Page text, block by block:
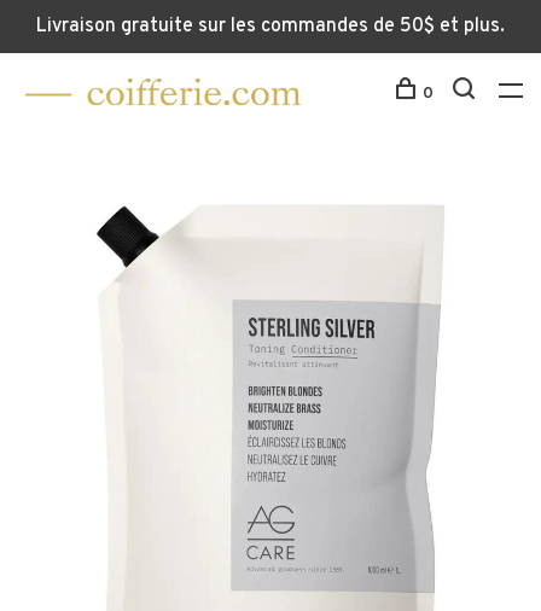
Livraison gratuite sur les commandes de 50$ et plus.
0